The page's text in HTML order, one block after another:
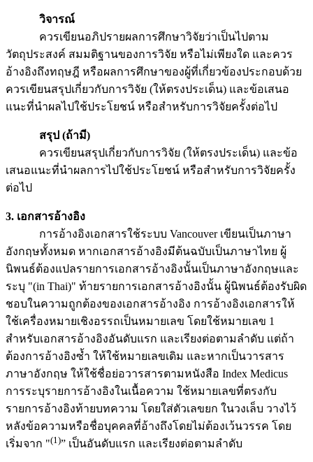
วิจารณ์
ควรเขียนอภิปรายผลการศึกษาวิจัยว่าเป็นไปตาม
วัตถุประสงค์ สมมติฐานของการวิจัย หรือไม่เพียงใด และควร
อ้างอิงถึงทฤษฎี หรือผลการศึกษาของผู้ที่เกี่ยวข้องประกอบด้วย
ควรเขียนสรุปเกี่ยวกับการวิจัย (ให้ตรงประเด็น) และข้อเสนอ
แนะที่นำผลไปใช้ประโยชน์ หรือสำหรับการวิจัยครั้งต่อไป
สรุป (ถ้ามี)
ควรเขียนสรุปเกี่ยวกับการวิจัย (ให้ตรงประเด็น) และข้อ
เสนอแนะที่นำผลการไปใช้ประโยชน์ หรือสำหรับการวิจัยครั้ง
ต่อไป
3. เอกสารอ้างอิง
การอ้างอิงเอกสารใช้ระบบ Vancouver เขียนเป็นภาษา
อังกฤษทั้งหมด หากเอกสารอ้างอิงมีต้นฉบับเป็นภาษาไทย ผู้
นิพนธ์ต้องแปลรายการเอกสารอ้างอิงนั้นเป็นภาษาอังกฤษและ
ระบุ "(in Thai)" ท้ายรายการเอกสารอ้างอิงนั้น ผู้นิพนธ์ต้องรับผิด
ชอบในความถูกต้องของเอกสารอ้างอิง การอ้างอิงเอกสารให้
ใช้เครื่องหมายเชิงอรรถเป็นหมายเลข โดยใช้หมายเลข 1
สำหรับเอกสารอ้างอิงอันดับแรก และเรียงต่อตามลำดับ แต่ถ้า
ต้องการอ้างอิงซ้ำ ให้ใช้หมายเลขเดิม และหากเป็นวารสาร
ภาษาอังกฤษ ให้ใช้ชื่อย่อวารสารตามหนังสือ Index Medicus
การระบุรายการอ้างอิงในเนื้อความ ใช้หมายเลขที่ตรงกับ
รายการอ้างอิงท้ายบทความ โดยใส่ตัวเลขยก ในวงเล็บ วางไว้
หลังข้อความหรือชื่อบุคคลที่อ้างถึงโดยไม่ต้องเว้นวรรค โดย
เริ่มจาก "(1)” เป็นอันดับแรก และเรียงต่อตามลำดับ